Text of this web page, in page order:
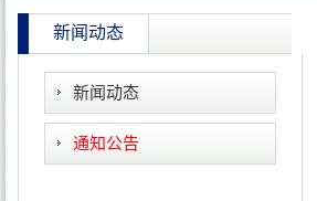
新闻动态
新闻动态
通知公告